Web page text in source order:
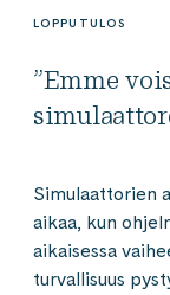
LOPPUTULOS
”Emme
Simulaattorien
aikaa, kun
aikaisessa
turvallisuus